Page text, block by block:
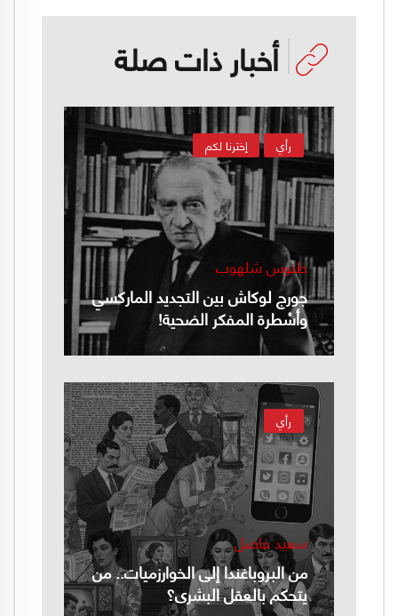
أخبار ذات صلة
إخترنا لكم رأي
طنوس شلهوب
جورج لوكاش بين التجديد الماركسي
وأسْطرة المفكر الضحية!
رأي
سعيد فاضل
من البروباغندا إلى الخوارزميات.. من
يتحكم بالعقل البشري؟